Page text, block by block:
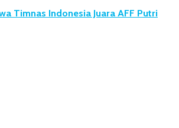
Timnas Indonesia Juara AFF Putri